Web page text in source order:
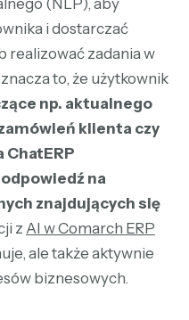
(NLP), aby
i dostarczać
realizować zadania w
to, że użytkownik
np. aktualnego
klienta czy
na
znajdujących się
z AI w Comarch ERP
ale także aktywnie
biznesowych.